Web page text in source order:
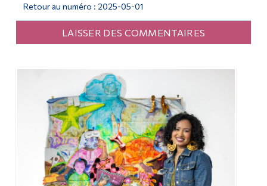
Retour au numéro : 2025-05-01
LAISSER DES COMMENTAIRES
Qui vous êtes
Corps enseignant et
personnel administratif
Diplômé·es et visiteur·euses